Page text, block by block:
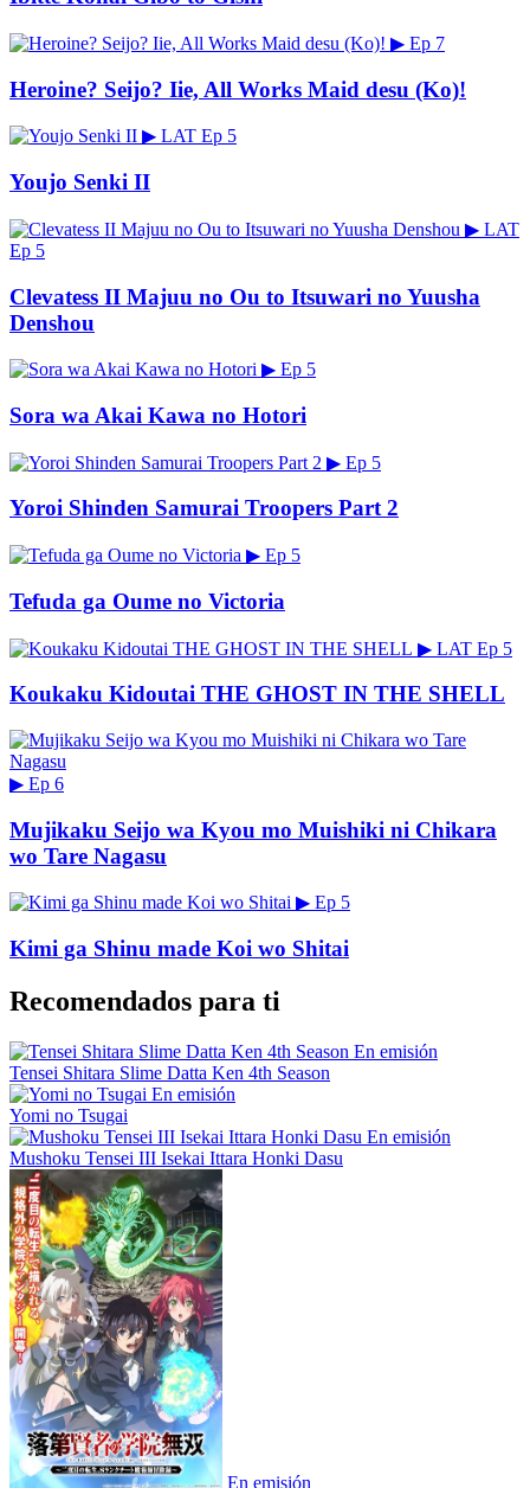
▶ Ep 7
Heroine? Seijo? Iie, All Works Maid desu (Ko)!
▶ LAT Ep 5
Youjo Senki II
▶ LAT
Ep 5
Clevatess II Majuu no Ou to Itsuwari no Yuusha
Denshou
▶ Ep 5
Sora wa Akai Kawa no Hotori
▶ Ep 5
Yoroi Shinden Samurai Troopers Part 2
▶ Ep 5
Tefuda ga Oume no Victoria
▶ LAT Ep 5
Koukaku Kidoutai THE GHOST IN THE SHELL
▶ Ep 6
Mujikaku Seijo wa Kyou mo Muishiki ni Chikara
wo Tare Nagasu
▶ Ep 5
Kimi ga Shinu made Koi wo Shitai
Recomendados para ti
En emisión
Tensei Shitara Slime Datta Ken 4th Season
En emisión
Yomi no Tsugai
En emisión
Mushoku Tensei III Isekai Ittara Honki Dasu
En emisión